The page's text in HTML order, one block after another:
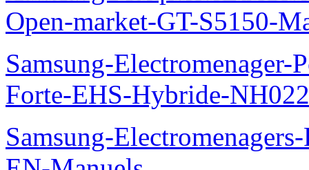
Open-market-GT-S5150-
Samsung-
Forte-EHS-Hybride-
Samsung-